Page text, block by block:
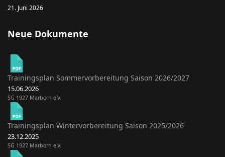
21. Juni 2026
Neue Dokumente
Trainingsplan Sommervorbereitung Saison 2026/2027
15.06.2026
SG 1927 Marborn e.V.
Trainingsplan Wintervorbereitung Saison 2025/2026
23.12.2025
SG 1927 Marborn e.V.